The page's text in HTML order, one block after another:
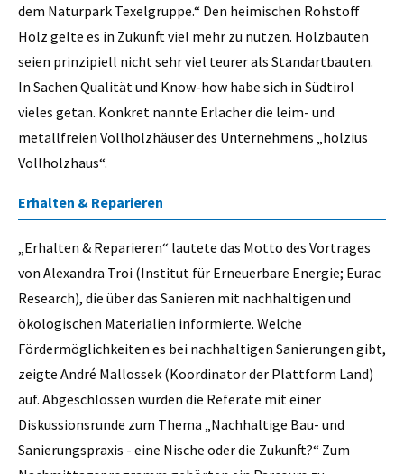
dem Naturpark Texelgruppe.“ Den heimischen Rohstoff
Holz gelte es in Zukunft viel mehr zu nutzen. Holzbauten
seien prinzipiell nicht sehr viel teurer als Standartbauten.
In Sachen Qualität und Know-how habe sich in Südtirol
vieles getan. Konkret nannte Erlacher die leim- und
metallfreien Vollholzhäuser des Unternehmens „holzius
Vollholzhaus“.
Erhalten & Reparieren
„Erhalten & Reparieren“ lautete das Motto des Vortrages
von Alexandra Troi (Institut für Erneuerbare Energie; Eurac
Research), die über das Sanieren mit nachhaltigen und
ökologischen Materialien informierte. Welche
Fördermöglichkeiten es bei nachhaltigen Sanierungen gibt,
zeigte André Mallossek (Koordinator der Plattform Land)
auf. Abgeschlossen wurden die Referate mit einer
Diskussionsrunde zum Thema „Nachhaltige Bau- und
Sanierungspraxis - eine Nische oder die Zukunft?“ Zum